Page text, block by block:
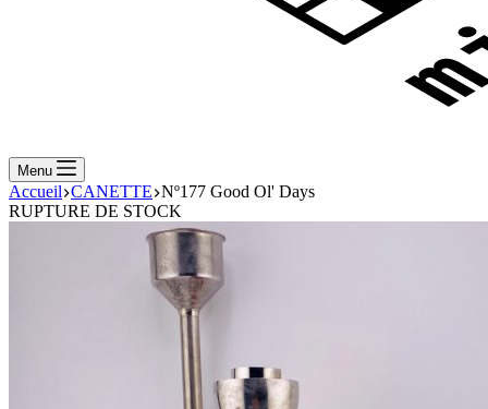
Menu
Accueil CANETTE Nº177 Good Ol' Days
RUPTURE DE STOCK